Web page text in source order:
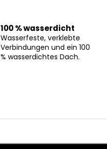
100 % wasserdicht
Wasserfeste, verklebte
Verbindungen und ein 100
% wasserdichtes Dach.